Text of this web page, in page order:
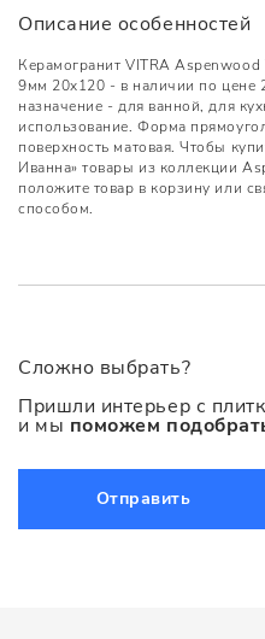
Описание особенностей
Керамогранит VITRA
9мм 20x120 - в наличии по цене
назначение - для ванной, для
использование. Форма
поверхность матовая. Чтобы
Иванна» товары из коллекции
положите товар в корзину или
способом.
Сложно выбрать?
Пришли интерьер с
и мы поможем
Отправить